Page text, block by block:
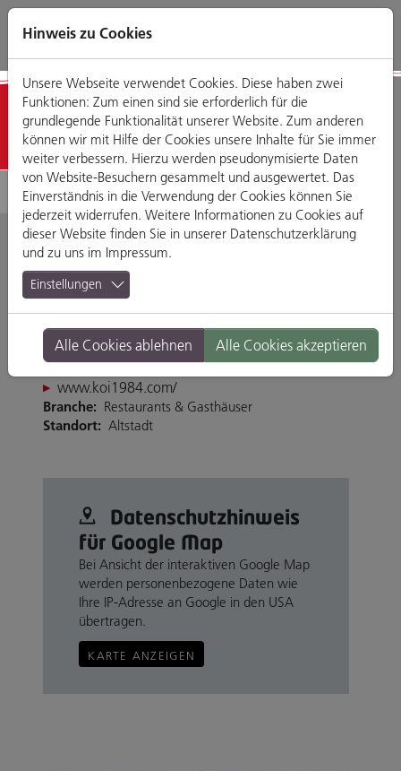
Direkt
zum
Zum
Hauptmenü
Zum
Footermenü
Zur
Website-
Detailansicht
KOI 1984
Maximilianstraße 6, 93047 Regensburg
Tel. 094130778411
koi.ratisbona@gmail.com
www.koi1984.com/
Branche: Restaurants & Gasthäuser
Standort: Altstadt
Datenschutz­hinweis
für Google Map
Bei Ansicht der interaktiven Google Map
werden personenbezogene Daten wie
Ihre IP-Adresse an Google in den USA
übertragen.
KARTE ANZEIGEN
Hinweis zu Cookies
Unsere Webseite verwendet Cookies. Diese haben zwei
Funktionen: Zum einen sind sie erforderlich für die
grundlegende Funktionalität unserer Website. Zum anderen
können wir mit Hilfe der Cookies unsere Inhalte für Sie immer
weiter verbessern. Hierzu werden pseudonymisierte Daten
von Website-Besuchern gesammelt und ausgewertet. Das
Einverständnis in die Verwendung der Cookies können Sie
jederzeit widerrufen. Weitere Informationen zu Cookies auf
dieser Website finden Sie in unserer Datenschutzerklärung
und zu uns im Impressum.
Einstellungen
Alle Cookies ablehnen Alle Cookies akzeptieren